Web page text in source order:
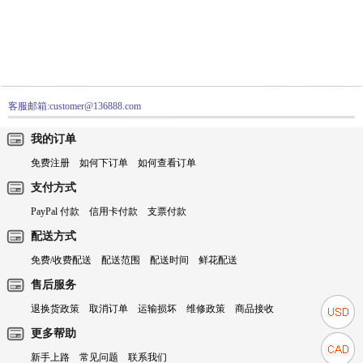
客服邮箱:customer@136888.com
我的订单
免费注册 如何下订单 如何查看订单
支付方式
PayPal 付款 信用卡付款 支票付款
配送方式
免费/收费配送 配送范围 配送时间 鲜花配送
售后服务
退换货政策 取消订单 运输损坏 维修政策 商品接收
更多帮助
新手上路 常见问题 联系我们